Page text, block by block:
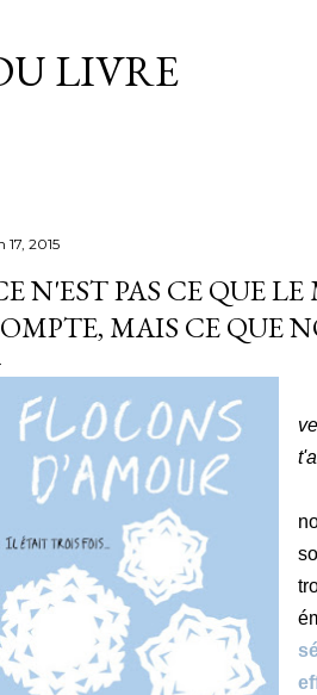
LIVRE
17, 2015
N'EST PAS CE QUE
MAIS CE QUE